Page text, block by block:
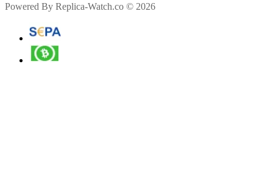
Powered By Replica-Watch.co © 2026